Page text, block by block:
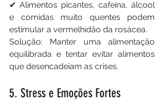
✔ Alimentos picantes, cafeína, álcool
e comidas muito quentes podem
estimular a vermelhidão da rosácea.
Solução: Manter uma alimentação
equilibrada e tentar evitar alimentos
que desencadeiam as crises.
5. Stress e Emoções Fortes